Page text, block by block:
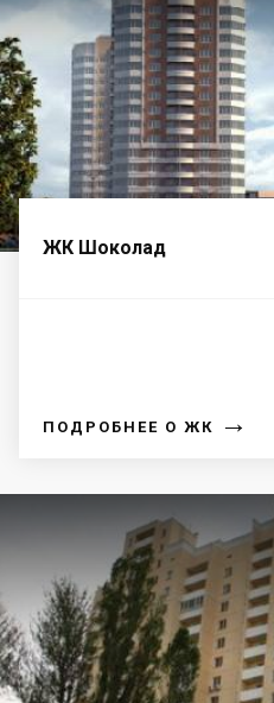
ЖК Шоколад
ПОДРОБНЕЕ О ЖК →